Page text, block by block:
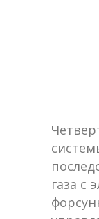
газа с